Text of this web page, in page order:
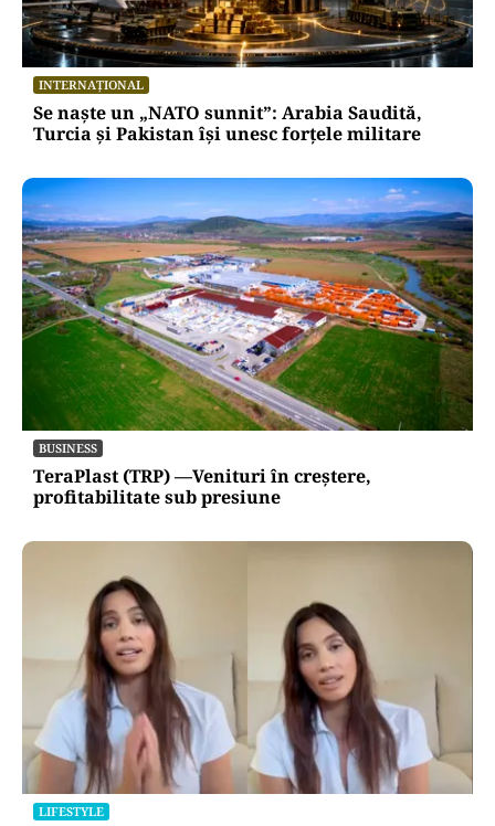
INTERNAȚIONAL
Se naște un „NATO sunnit”: Arabia Saudită,
Turcia și Pakistan își unesc forțele militare
BUSINESS
TeraPlast (TRP) —Venituri în creștere,
profitabilitate sub presiune
LIFESTYLE